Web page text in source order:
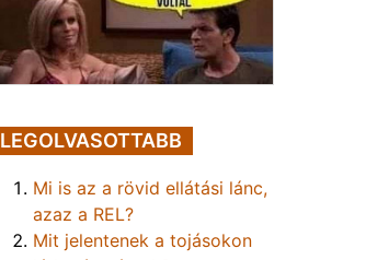
LEGOLVASOTTABB
Mi is az a rövid ellátási lánc,
azaz a REL?
Mit jelentenek a tojásokon